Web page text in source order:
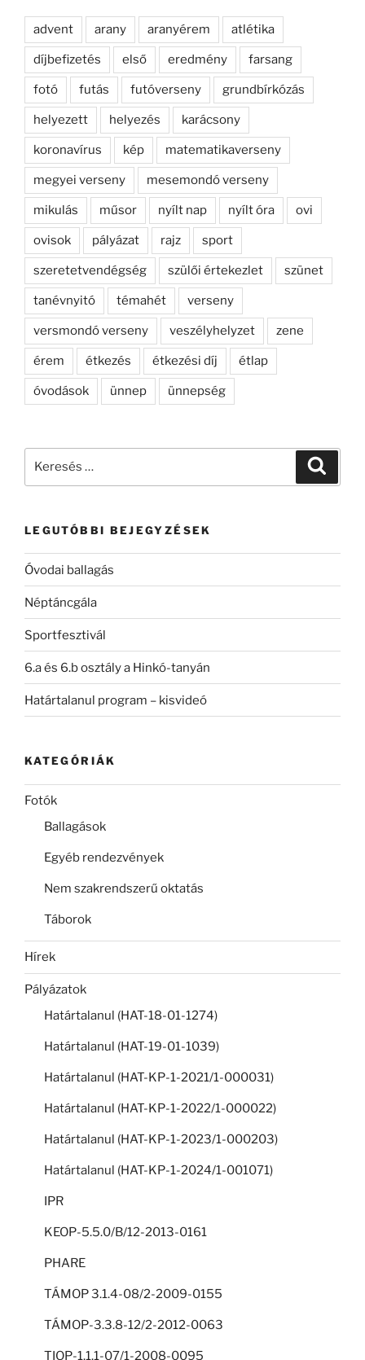
advent arany aranyérem atlétika
díjbefizetés első eredmény farsang
fotó futás futóverseny grundbírkózás
helyezett helyezés karácsony
koronavírus kép matematikaverseny
megyei verseny mesemondó verseny
mikulás műsor nyílt nap nyílt óra ovi
ovisok pályázat rajz sport
szeretetvendégség szülői értekezlet szünet
tanévnyitó témahét verseny
versmondó verseny veszélyhelyzet zene
érem étkezés étkezési díj étlap
óvodások ünnep ünnepség
LEGUTÓBBI BEJEGYZÉSEK
Óvodai ballagás
Néptáncgála
Sportfesztivál
6.a és 6.b osztály a Hinkó-tanyán
Határtalanul program – kisvideó
KATEGÓRIÁK
Fotók
Ballagások
Egyéb rendezvények
Nem szakrendszerű oktatás
Táborok
Hírek
Pályázatok
Határtalanul (HAT-18-01-1274)
Határtalanul (HAT-19-01-1039)
Határtalanul (HAT-KP-1-2021/1-000031)
Határtalanul (HAT-KP-1-2022/1-000022)
Határtalanul (HAT-KP-1-2023/1-000203)
Határtalanul (HAT-KP-1-2024/1-001071)
IPR
KEOP-5.5.0/B/12-2013-0161
PHARE
TÁMOP 3.1.4-08/2-2009-0155
TÁMOP-3.3.8-12/2-2012-0063
TIOP-1.1.1-07/1-2008-0095